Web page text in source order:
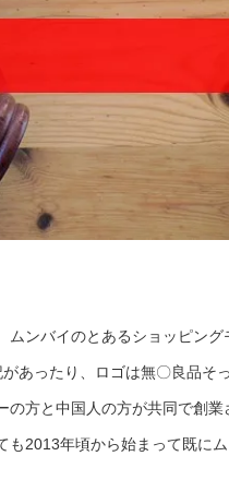
ムンバイのとあるショッピング
あったり、ロゴは無〇良品そ
の方と中国人の方が共同で創業
も2013年頃から始まって既に